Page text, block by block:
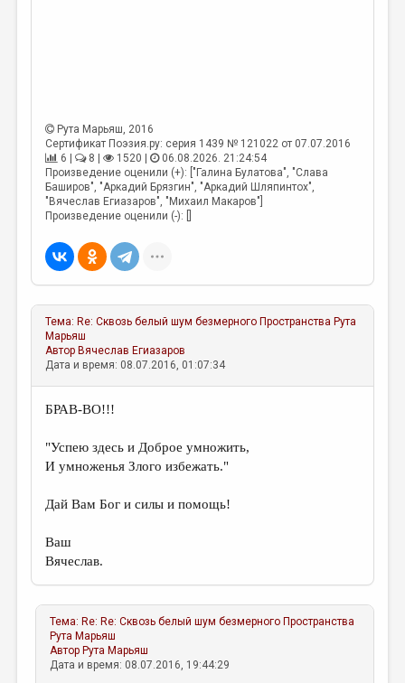
МАЛАЯ ПРОЗА
ЭССЕИСТИКА
ЛИТЕРАТУРОВЕДЕНИЕ
КУЛЬТУРОВЕДЕНИЕ
ПУБЛИЦИСТИКА
РЕЦЕНЗИРОВАНИЕ
ЦИКЛЫ ПУБЛИКАЦИЙ
ТРЕДИАКОВСКИЙ
МЕДИА
ВКОНТАКТЕ
Рута Марьяш, 2016
Сертификат Поэзия.ру: серия 1439 № 121022 от 07.07.2016
6 |
8 | 1520 |
06.08.2026. 21:24:54
Произведение оценили (+): ["Галина Булатова", "Слава
Баширов", "Аркадий Брязгин", "Аркадий Шляпинтох",
"Вячеслав Егиазаров", "Михаил Макаров"]
Произведение оценили (-): []
Тема: Re: Сквозь белый шум безмерного Пространства Рута
Марьяш
Автор Вячеслав Егиазаров
Дата и время: 08.07.2016, 01:07:34
БРАВ-ВО!!!
"Успею здесь и Доброе умножить,
И умноженья Злого избежать."
Дай Вам Бог и силы и помощь!
Ваш
Вячеслав.
Тема: Re: Re: Сквозь белый шум безмерного Пространства
Рута Марьяш
Автор Рута Марьяш
Дата и время: 08.07.2016, 19:44:29